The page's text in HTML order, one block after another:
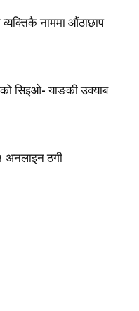
नाममा औंठाछाप
सिइओ- याङकी उक्याब
अनलाइन ठगी